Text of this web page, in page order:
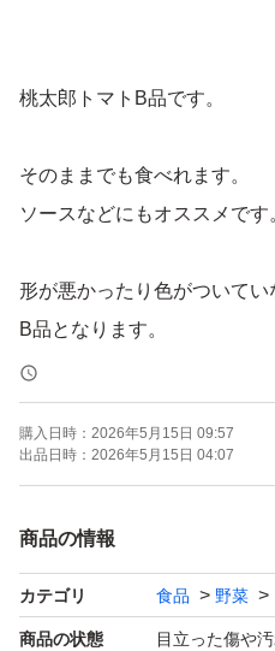
桃太郎トマトB品です。
そのままでも食べれます。
ソースなどにもオススメです
形が悪かったり色がついて
B品となります。
若干柔らかいものもあります
※画像はイメージです。
発送は即日できる場合もあり
購入日時： 2026年5月15日 09:57
出品日時： 2026年5月15日 04:07
商品の情報
カテゴリ 食品 野菜
商品の状態 目立った傷や